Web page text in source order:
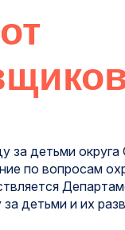
за детьми
по вопросам
детьми и их